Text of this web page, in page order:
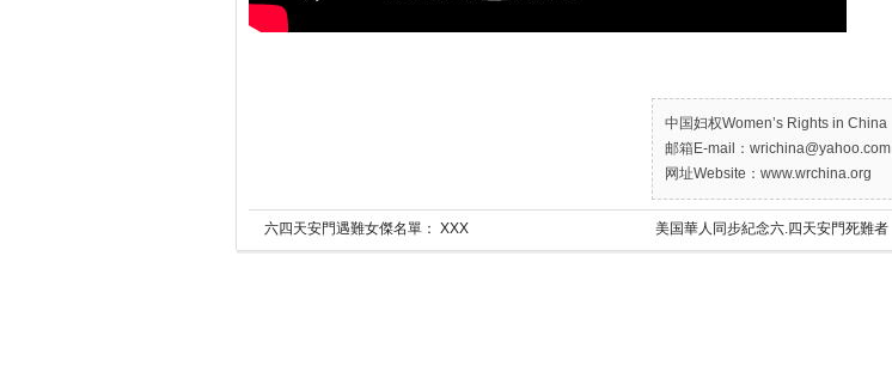
中国妇权Women’s Rights in China
邮箱E-mail：wrichina@yahoo.com
网址Website：www.wrchina.org
六四天安門遇難女傑名單： XXX 美国華人同步紀念六.四天安門死難者